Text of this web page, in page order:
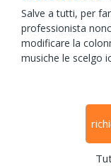
Salve a tutti, per
professionista
modificare la
musiche le scelgo